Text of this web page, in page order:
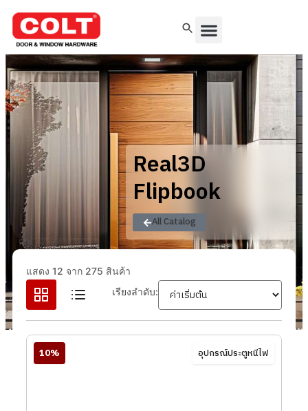
Real3D
Flipbook
All Catalog
แสดง 12 จาก 275 สินค้า
เรียงลำดับ:
10% อุปกรณ์ประตูหนีไฟ